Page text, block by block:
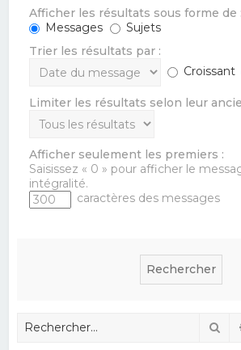
Afficher les résultats sous forme de :
Messages
Sujets
Trier les résultats par :
Croissant
Limiter les résultats selon leur
Afficher seulement les premiers :
Saisissez « 0 » pour afficher le
intégralité.
caractères des messages